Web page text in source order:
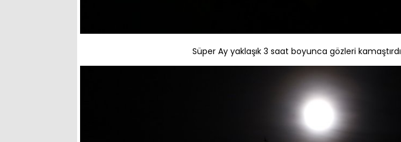
Süper Ay yaklaşık 3 saat boyunca gözleri kamaştırdı